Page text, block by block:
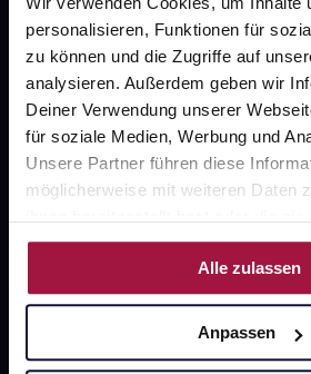
personalisieren, Funktionen für
zu können und die Zugriffe auf
analysieren. Außerdem geben wir
Deiner Verwendung unserer
für soziale Medien, Werbung und
Unsere Partner führen diese
möglicherweise mit weiteren Daten
Nutzung der Dienste gesammelt
Alle zulassen
Anpassen
Über uns
Karriere
Newsletter
Barrierefreiheitserklärung
PAYBACK
gesund-versorger.de
Datenschutz